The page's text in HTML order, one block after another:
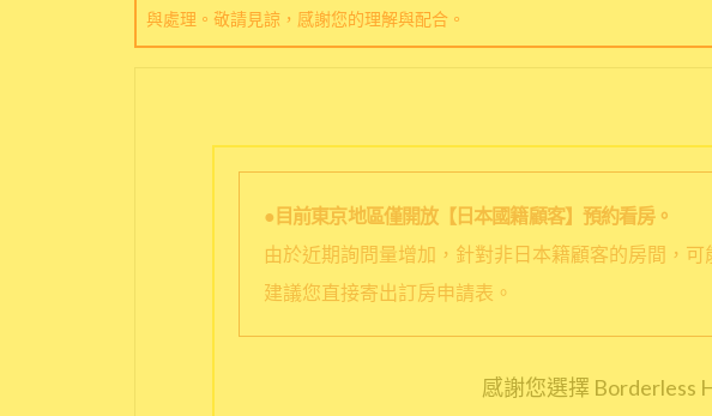
與處理。敬請見諒，感謝您的理解與配合。
●目前東京地區僅開放【日本國籍顧客】預約看房。
由於近期詢問量增加，針對非日本籍顧客的房間，
建議您直接寄出訂房申請表。
感謝您選擇 Borderless